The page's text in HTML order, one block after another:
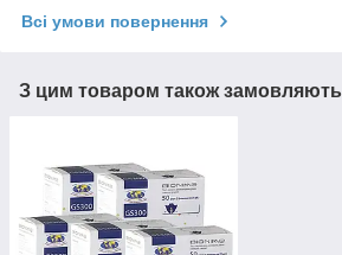
Всі умови повернення
З цим товаром також замовляють